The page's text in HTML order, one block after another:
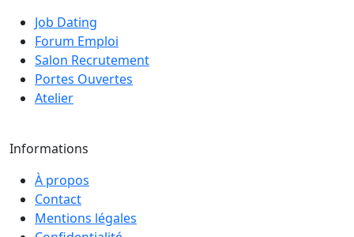
Job Dating
Forum Emploi
Salon Recrutement
Portes Ouvertes
Atelier
Informations
À propos
Contact
Mentions légales